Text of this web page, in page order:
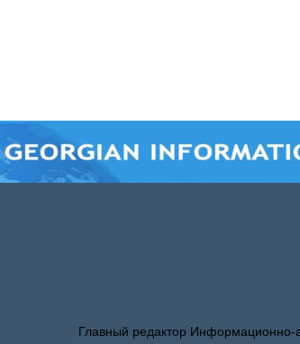
Главный редактор Информационно-